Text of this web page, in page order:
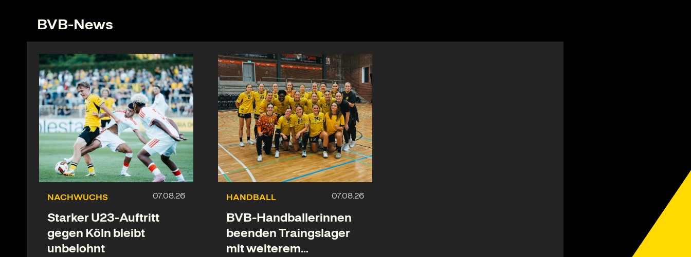
BVB-News
NACHWUCHS
Starker U23-Auftritt
gegen Köln bleibt
unbelohnt
HANDBALL
BVB-Handballerinnen
beenden Traingslager
mit weiterem